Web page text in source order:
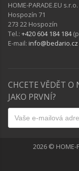
HOME-PARADE.EU s.r.o.
Hospozín 71
273 22 Hospozín
Tel.: +420 604 184 184
E-mail: info@bedario.cz
CHCETE VĚDĚT O
JAKO PRVNÍ?
2026 © HOME-